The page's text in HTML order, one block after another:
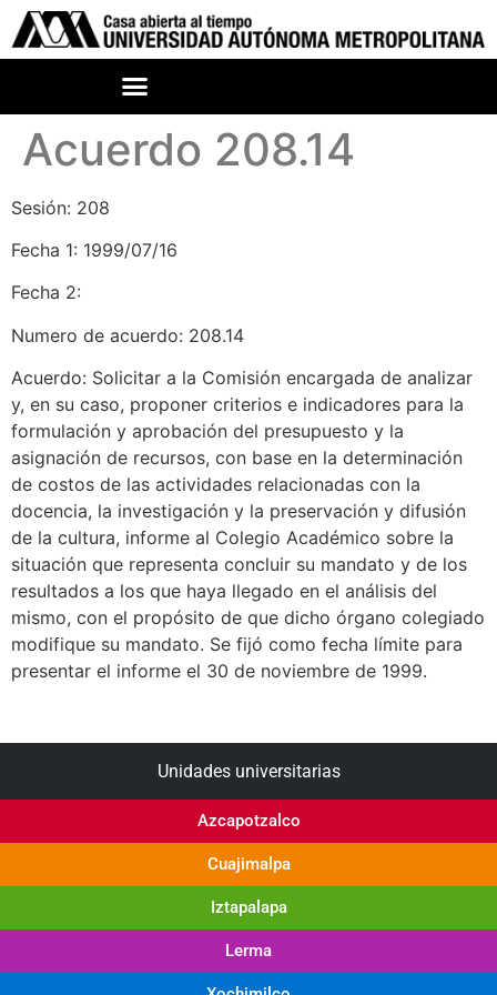
Acuerdo 208.14
Sesión: 208
Fecha 1: 1999/07/16
Fecha 2:
Numero de acuerdo: 208.14
Acuerdo: Solicitar a la Comisión encargada de analizar
y, en su caso, proponer criterios e indicadores para la
formulación y aprobación del presupuesto y la
asignación de recursos, con base en la determinación
de costos de las actividades relacionadas con la
docencia, la investigación y la preservación y difusión
de la cultura, informe al Colegio Académico sobre la
situación que representa concluir su mandato y de los
resultados a los que haya llegado en el análisis del
mismo, con el propósito de que dicho órgano colegiado
modifique su mandato. Se fijó como fecha límite para
presentar el informe el 30 de noviembre de 1999.
Unidades universitarias
Azcapotzalco
Cuajimalpa
Iztapalapa
Lerma